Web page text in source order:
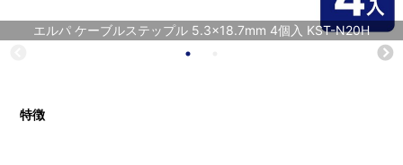
エルパ ケーブルステップル 5.3×18.7mm 4個入 KST-N20H
特徴